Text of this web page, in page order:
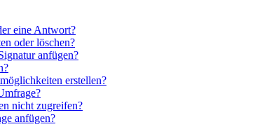
eine Antwort?
oder löschen?
anfügen?
erstellen?
nicht zugreifen?
anfügen?